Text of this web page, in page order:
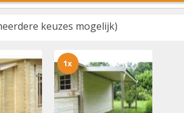
keuzes mogelijk)
1x